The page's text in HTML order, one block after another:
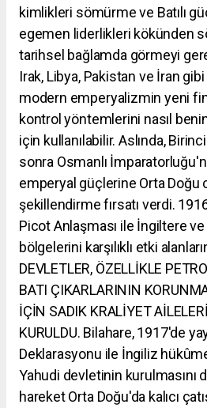
kimlikleri sömürme ve Batılı
egemen liderlikleri kökünden
tarihsel bağlamda görmeyi
Irak, Libya, Pakistan ve İran
modern emperyalizmin yeni
kontrol yöntemlerini nasıl
için kullanılabilir. Aslında,
sonra Osmanlı
emperyal güçlerine Orta Doğu
şekillendirme fırsatı verdi.
Picot Anlaşması ile İngiltere ve
bölgelerini karşılıklı etki
DEVLETLER, ÖZELLİKLE
BATI ÇIKARLARININ
İÇİN SADIK KRALİYET
KURULDU. Bilahare, 1917'de
Deklarasyonu ile İngiliz
Yahudi devletinin kurulmasını
hareket Orta Doğu'da kalıcı